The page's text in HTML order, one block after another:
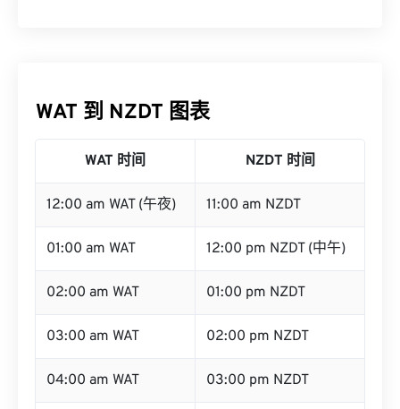
WAT 到 NZDT 图表
WAT 时间 NZDT 时间
12:00 am WAT (午夜) 11:00 am NZDT
01:00 am WAT 12:00 pm NZDT (中午)
02:00 am WAT 01:00 pm NZDT
03:00 am WAT 02:00 pm NZDT
04:00 am WAT 03:00 pm NZDT